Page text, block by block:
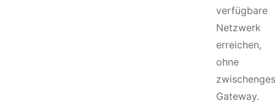
verfügbare
Netzwerk
erreichen,
ohne
Gateway.